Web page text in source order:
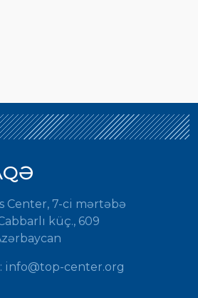
Center, 7-ci mərtəbə
küç., 609
info@top-center.org